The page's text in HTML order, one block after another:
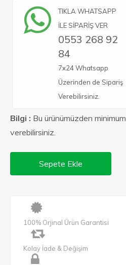
TIKLA WHATSAPP
İLE SİPARİŞ VER
0553 268 92
84
7x24 Whatsapp
Üzerinden de Sipariş
Verebilirsiniz.
Bilgi : Bu ürünümüzden minimum
verebilirsiniz.
Sepete Ekle
100% Orjinal Ürün Garantisi
Kolay İade & Değişim